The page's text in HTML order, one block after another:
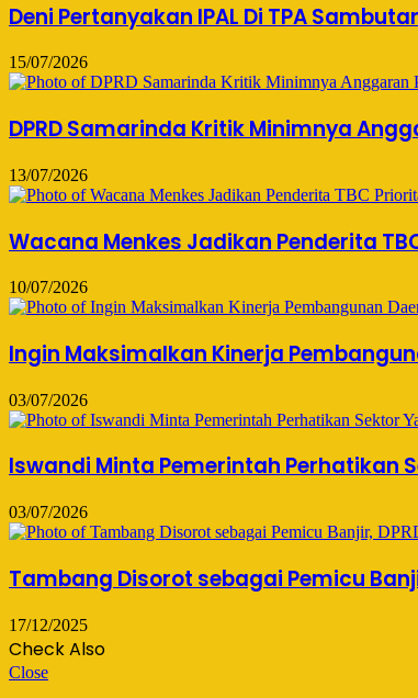
Deni Pertanyakan IPAL Di TPA
15/07/2026
DPRD Samarinda Kritik Minimnya
13/07/2026
Wacana Menkes Jadikan Penderita
10/07/2026
Ingin Maksimalkan Kinerja
03/07/2026
Iswandi Minta Pemerintah Perhatikan
03/07/2026
Tambang Disorot sebagai Pemicu
17/12/2025
Check Also
Close